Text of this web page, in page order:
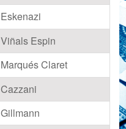
Eskenazi
Viñals Espin
Marqués Claret
Cazzani
Gillmann